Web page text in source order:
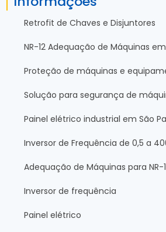
Retrofit de Chaves e Disjuntores
NR-12 Adequação de Máquinas
Proteção de máquinas e
Solução para segurança de
Painel elétrico industrial em São
Inversor de Frequência de 0,5 a
Adequação de Máquinas para NR-
Inversor de frequência
Painel elétrico